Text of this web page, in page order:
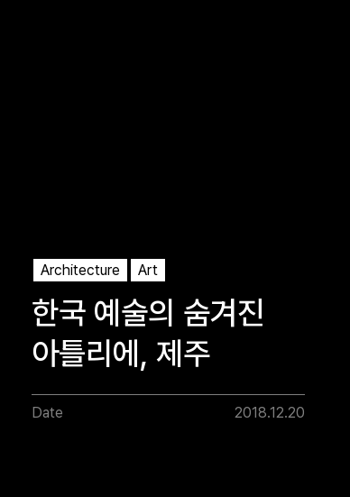
Architecture Art
한국 예술의 숨겨진
아틀리에, 제주
Date 2018.12.20